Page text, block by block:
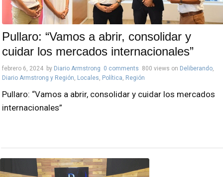
Pullaro: “Vamos a abrir, consolidar y
cuidar los mercados internacionales”
febrero 6, 2024 by Diario Armstrong 0 comments 800 views on Deliberando,
Diario Armstrong y Región, Locales, Política, Región
Pullaro: “Vamos a abrir, consolidar y cuidar los mercados
internacionales”